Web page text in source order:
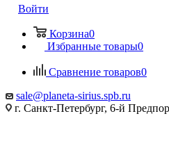
Войти
Корзина0
Избранные товары0
Сравнение товаров0
sale@planeta-sirius.spb.ru
г. Санкт-Петербург, 6-й